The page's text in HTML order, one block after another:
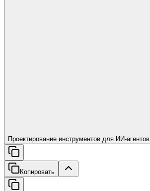
Проектирование инструментов для ИИ-агентов
Копировать